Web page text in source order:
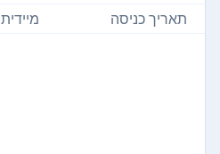
תאריך כניסה
מיידית